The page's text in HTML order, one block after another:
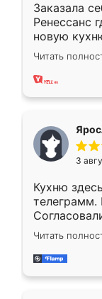
Заказала
Ренессанс
новую
вполне
два года,
Читать
3
Кухню
телеграмм.
недели
довольны
мебель за
Читать